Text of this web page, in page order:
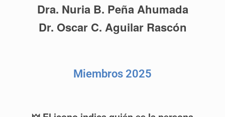
Dra. Nuria B. Peña Ahumada
Dr. Oscar C. Aguilar Rascón
Miembros 2025